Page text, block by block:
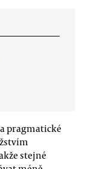
pragmatické
stejné